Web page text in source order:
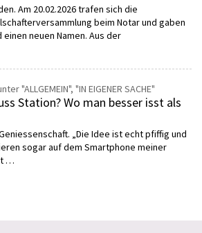
Am 20.02.2026 trafen sich die
beim Notar und gaben
neuen Namen. Aus der
ALLGEMEIN , IN EIGENER SACHE
Station? Wo man besser isst als
„Die Idee ist echt pfiffig und
sogar auf dem Smartphone meiner
…